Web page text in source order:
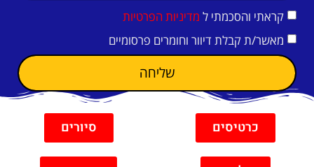
קראתי והסכמתי ל מדיניות הפרטיות
מאשר/ת קבלת דיוור וחומרים פרסומיים
שליחה
כרטיסים סיורים